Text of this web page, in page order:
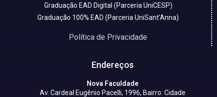
Graduação EAD Digital (Parceria UniCESP)
Graduação 100% EAD (Parceria UniSant'Anna)
Política de Privacidade
Endereços
Nova Faculdade
Av. Cardeal Eugênio Pacelli, 1996, Bairro: Cidade